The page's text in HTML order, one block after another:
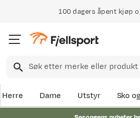
100 dagers åpent kjøp
Herre Dame Utstyr Sko